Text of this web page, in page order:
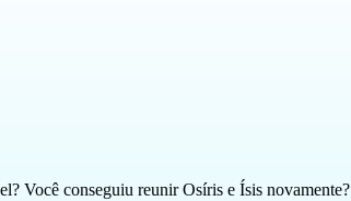
Você conseguiu reunir Osíris e Ísis novamente?